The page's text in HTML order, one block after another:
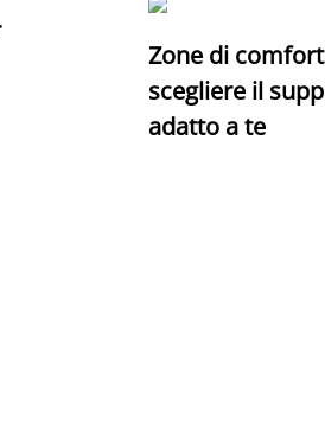
Zone di
scegliere il
adatto a te